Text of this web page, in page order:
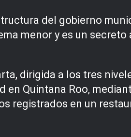
del gobierno
menor y es un secreto
dirigida a los tres
en Quintana Roo,
registrados en un